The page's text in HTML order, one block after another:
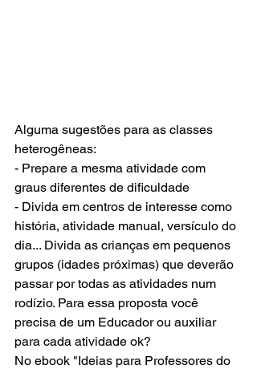
Alguma sugestões para as classes
heterogêneas:
- Prepare a mesma atividade com
graus diferentes de dificuldade
- Divida em centros de interesse como
história, atividade manual, versículo do
dia... Divida as crianças em pequenos
grupos (idades próximas) que deverão
passar por todas as atividades num
rodízio. Para essa proposta você
precisa de um Educador ou auxiliar
para cada atividade ok?
No ebook "Ideias para Professores do